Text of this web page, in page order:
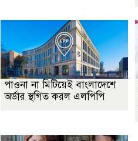
পাওনা না মিটিয়েই বাংলাদেশে
অর্ডার স্থগিত করল এলপিপি